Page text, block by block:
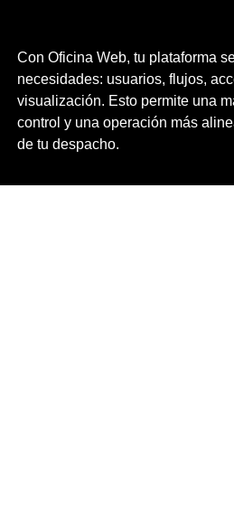
Con Oficina Web, tu plataforma
necesidades: usuarios, flujos,
visualización. Esto permite una
control y una operación más
de tu despacho.